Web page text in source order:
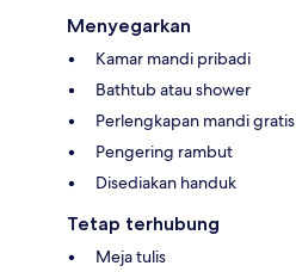
Menyegarkan
Kamar mandi pribadi
Bathtub atau shower
Perlengkapan mandi gratis
Pengering rambut
Disediakan handuk
Tetap terhubung
Meja tulis